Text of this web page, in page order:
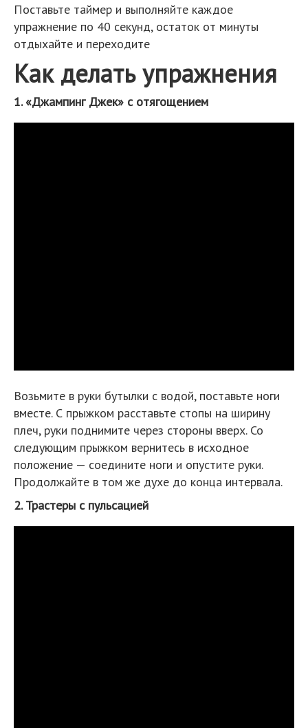
Поставьте таймер и выполняйте каждое
упражнение по 40 секунд, остаток от минуты
отдыхайте и переходите
Как делать упражнения
1. «Джампинг Джек» с отягощением
Возьмите в руки бутылки с водой, поставьте ноги
вместе. С прыжком расставьте стопы на ширину
плеч, руки поднимите через стороны вверх. Со
следующим прыжком вернитесь в исходное
положение — соедините ноги и опустите руки.
Продолжайте в том же духе до конца интервала.
2. Трастеры с пульсацией